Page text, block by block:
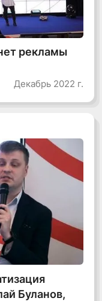
рекламы
Декабрь 2022 г.
Буланов,